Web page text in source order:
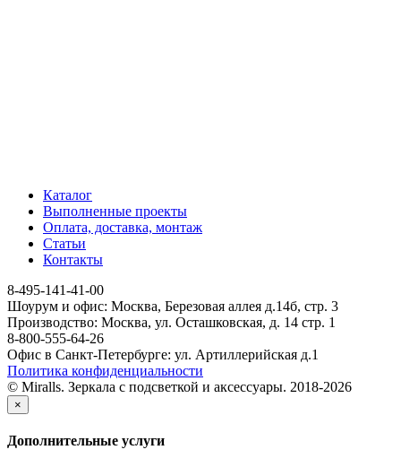
Каталог
Выполненные проекты
Оплата, доставка, монтаж
Статьи
Контакты
8-495-141-41-00
Шоурум и офис: Москва, Березовая аллея д.14б, стр. 3
Производство: Москва, ул. Осташковская, д. 14 стр. 1
8-800-555-64-26
Офис в Санкт-Петербурге: ул. Артиллерийская д.1
Политика конфиденциальности
© Miralls. Зеркала с подсветкой и аксессуары. 2018-2026
×
Дополнительные услуги